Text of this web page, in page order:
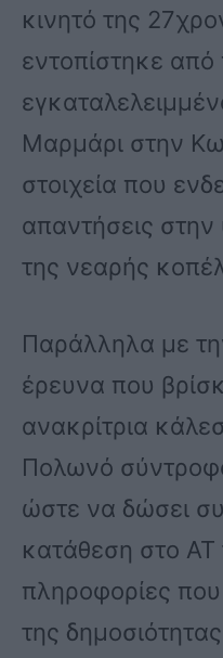
κινητό της
εντοπίστηκε από
Μαρμάρι στην
στοιχεία που
απαντήσεις
της νεαρής
Παράλληλα με
έρευνα που
ανακρίτρια
Πολωνό
ώστε να δώσει
κατάθεση στο
πληροφορίες
της